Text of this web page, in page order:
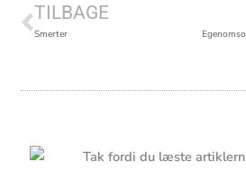
TILBAGE
Smerter